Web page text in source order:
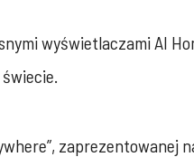
wyświetlaczami AI
zaprezentowanej